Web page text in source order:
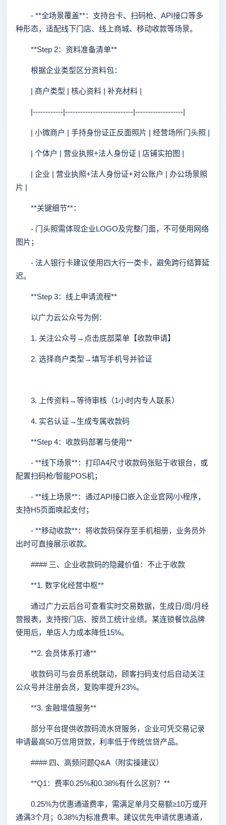
- **全场景覆盖**：支持台卡、扫码枪、API接口等多
种形态，适配线下门店、线上商城、移动收款等场景。
**Step 2：资料准备清单**
根据企业类型区分资料包：
| 商户类型 | 核心资料 | 补充材料 |
|------------|---------------------------|-------------------|
| 小微商户 | 手持身份证正反面照片 | 经营场所门头照 |
| 个体户 | 营业执照+法人身份证 | 店铺实拍图 |
| 企业 | 营业执照+法人身份证+对公账户 | 办公场景照
片 |
**关键细节**：
- 门头照需体现企业LOGO及完整门面，不可使用网络
图片；
- 法人银行卡建议使用四大行一类卡，避免跨行结算延
迟。
**Step 3：线上申请流程**
以广力云公众号为例：
1. 关注公众号→点击底部菜单【收款申请】
2. 选择商户类型→填写手机号并验证
3. 上传资料→等待审核（1小时内专人联系）
4. 实名认证→生成专属收款码
**Step 4：收款码部署与使用**
- **线下场景**：打印A4尺寸收款码张贴于收银台，或
配置扫码枪/智能POS机；
- **线上场景**：通过API接口嵌入企业官网/小程序，
支持H5页面唤起支付；
- **移动收款**：将收款码保存至手机相册，业务员外
出时可直接展示收款。
#### 三、企业收款码的隐藏价值：不止于收款
**1. 数字化经营中枢**
通过广力云后台可查看实时交易数据，生成日/周/月经
营报表，支持按门店、按员工统计业绩。某连锁餐饮品牌
使用后，单店人力成本降低15%。
**2. 会员体系打通**
收款码可与会员系统联动，顾客扫码支付后自动关注
公众号并注册会员，复购率提升23%。
**3. 金融增值服务**
部分平台提供收款码流水贷服务，企业可凭交易记录
申请最高50万信用贷款，利率低于传统信贷产品。
#### 四、高频问题Q&A（附实操建议）
**Q1：费率0.25%和0.38%有什么区别？**
0.25%为优惠通道费率，需满足单月交易额≥10万或开
通满3个月；0.38%为标准费率。建议优先申请优惠通道，